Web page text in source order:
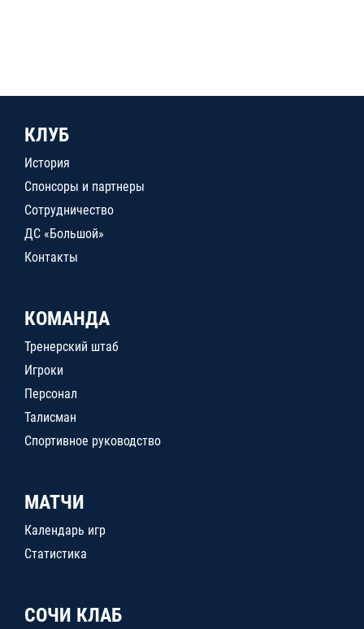
КЛУБ
История
Спонсоры и партнеры
Сотрудничество
ДС «Большой»
Контакты
КОМАНДА
Тренерский штаб
Игроки
Персонал
Талисман
Спортивное руководство
МАТЧИ
Календарь игр
Статистика
СОЧИ КЛАБ